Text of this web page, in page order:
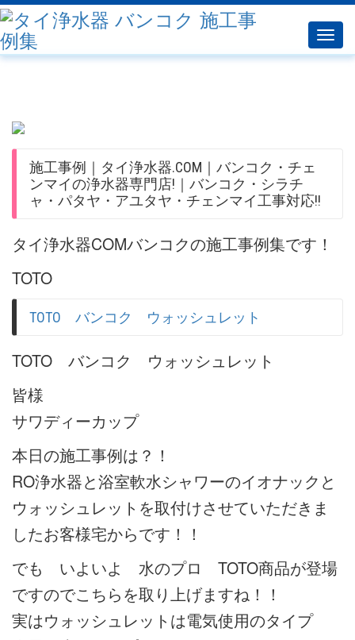
施工事例｜タイ浄水器.COM｜バンコク・チェ
ンマイの浄水器専門店!｜バンコク・シラチ
ャ・パタヤ・アユタヤ・チェンマイ工事対応!!
タイ浄水器COMバンコクの施工事例集です！
TOTO
TOTO バンコク ウォッシュレット
TOTO バンコク ウォッシュレット
皆様
サワディーカップ
本日の施工事例は？！
RO浄水器と浴室軟水シャワーのイオナックと
ウォッシュレットを取付けさせていただきま
したお客様宅からです！！
でも いよいよ 水のプロ TOTO商品が登場
ですのでこちらを取り上げますね！！
実はウォッシュレットは電気使用のタイプ